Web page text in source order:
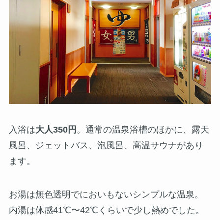
入浴は大人350円 。通常の温泉浴槽のほかに、露天
風呂、ジェットバス、泡風呂、高温サウナがあり
ます。
お湯は無色透明でにおいもないシンプルな温泉。
内湯は体感41℃〜42℃くらいで少し熱めでした。